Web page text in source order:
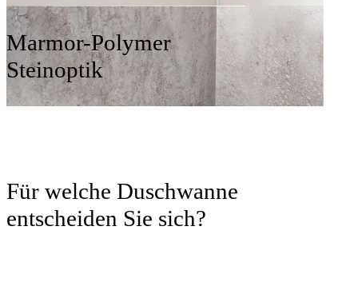
Marmor-Polymer
Steinoptik
Für welche Duschwanne
entscheiden Sie sich?